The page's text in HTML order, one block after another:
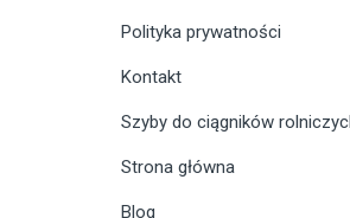
Polityka prywatności
Kontakt
Szyby do ciągników
Strona główna
Blog